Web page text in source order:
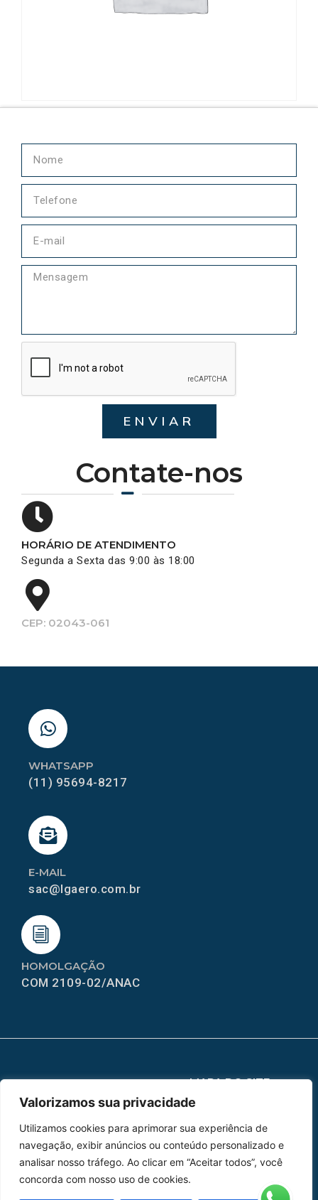
Valorizamos sua privacidade
Utilizamos cookies para aprimorar sua experiência de
navegação, exibir anúncios ou conteúdo personalizado e
analisar nosso tráfego. Ao clicar em “Aceitar todos”, você
concorda com nosso uso de cookies.
Contate-nos
HORÁRIO DE ATENDIMENTO
Segunda a Sexta das 9:00 às 18:00
CEP: 02043-061
ENVIAR
HOMOLGAÇÃO
COM 2109-02/ANAC
E-MAIL
sac@lgaero.com.br
WHATSAPP
(11) 95694-8217
MAPA DO SITE
Home
Catálogo de Aplicações